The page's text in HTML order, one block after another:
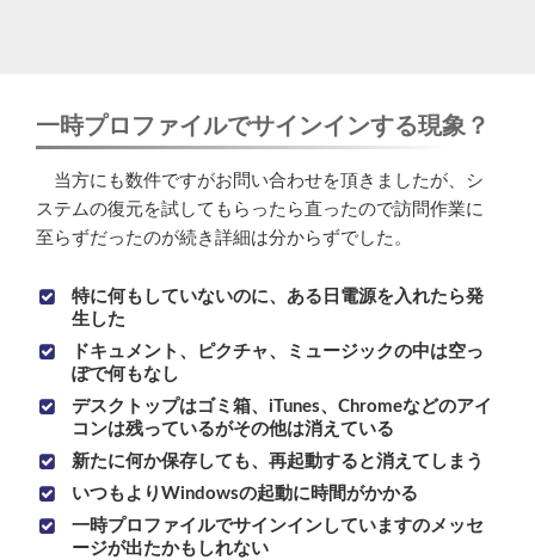
一時プロファイルでサインインする現象？
当方にも数件ですがお問い合わせを頂きましたが、シ
ステムの復元を試してもらったら直ったので訪問作業に
至らずだったのが続き詳細は分からずでした。
特に何もしていないのに、ある日電源を入れたら発
生した
ドキュメント、ピクチャ、ミュージックの中は空っ
ぽで何もなし
デスクトップはゴミ箱、iTunes、Chromeなどのアイ
コンは残っているがその他は消えている
新たに何か保存しても、再起動すると消えてしまう
いつもよりWindowsの起動に時間がかかる
一時プロファイルでサインインしていますのメッセ
ージが出たかもしれない